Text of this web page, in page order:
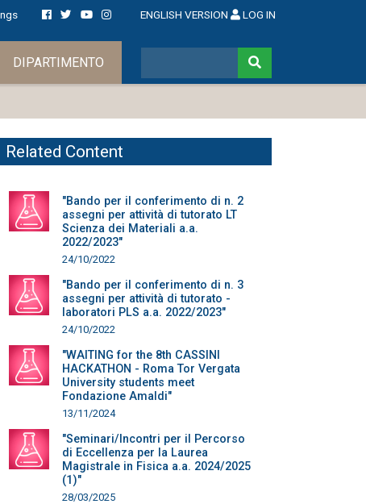
ENGLISH VERSION LOG IN
DIPARTIMENTO
Related Content
"Bando per il conferimento di n. 2
assegni per attività di tutorato LT
Scienza dei Materiali a.a.
2022/2023"
24/10/2022
"Bando per il conferimento di n. 3
assegni per attività di tutorato -
laboratori PLS a.a. 2022/2023"
24/10/2022
"WAITING for the 8th CASSINI
HACKATHON - Roma Tor Vergata
University students meet
Fondazione Amaldi"
13/11/2024
"Seminari/Incontri per il Percorso
di Eccellenza per la Laurea
Magistrale in Fisica a.a. 2024/2025
(1)"
28/03/2025